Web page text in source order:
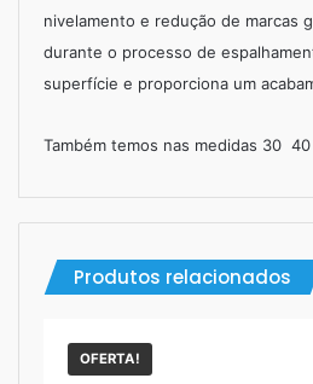
nivelamento e redução de marcas
durante o processo de
superfície e proporciona um
Também temos nas medidas 30
Produtos relacionados
OFERTA!